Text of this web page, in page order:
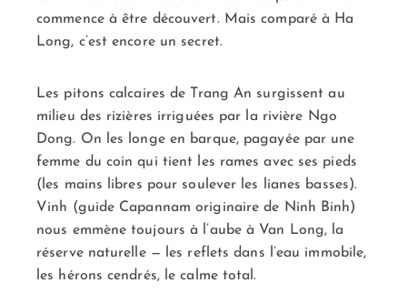
commence à être découvert. Mais comparé à Ha
Long, c’est encore un secret.
Les pitons calcaires de Trang An surgissent au
milieu des rizières irriguées par la rivière Ngo
Dong. On les longe en barque, pagayée par une
femme du coin qui tient les rames avec ses pieds
(les mains libres pour soulever les lianes basses).
Vinh (guide Capannam originaire de Ninh Binh)
nous emmène toujours à l’aube à Van Long, la
réserve naturelle — les reflets dans l’eau immobile,
les hérons cendrés, le calme total.